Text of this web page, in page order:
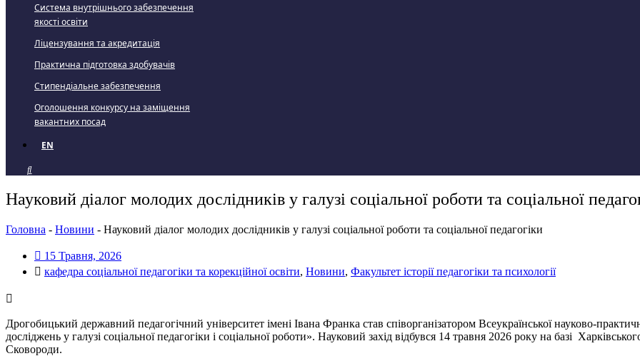
Система внутрішнього забезпечення
якості освіти
Ліцензування та акредитація
Практична підготовка здобувачів
Стипендіальне забезпечення
Оголошення конкурсу на заміщення
вакантних посад
EN
Науковий діалог молодих дослідників у галузі соціальної роботи та соціальної
Головна - Новини - Науковий діалог молодих дослідників у галузі соціальної роботи та соціальної педагогіки
15 Травня, 2026
кафедра соціальної педагогіки та корекційної освіти, Новини, Факультет історії педагогіки та психології
Дрогобицький державний педагогічний університет імені Івана Франка став співорганізатором Всеукраїнської науково-
досліджень у галузі соціальної педагогіки і соціальної роботи». Науковий захід відбувся 14 травня 2026 року на базі
Сковороди.